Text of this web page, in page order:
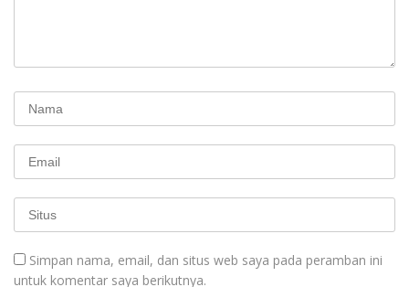
Simpan nama, email, dan situs web saya pada peramban ini
untuk komentar saya berikutnya.